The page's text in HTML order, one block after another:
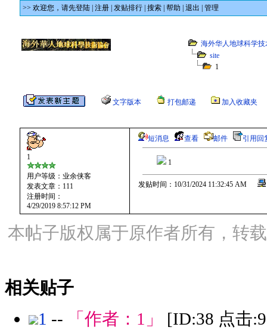
>> 欢迎您， 请先登陆| 注册| 发贴排行| 搜索| 帮助 退出 管理
海外华人地球科学技
site
1
文字版本 打包邮递 加入收藏夹
1
用户等级：业余侠客
发表文章：111
注册时间：
4/29/2019 8:57:12 PM
短消息 查看 邮件 引用回
1
发贴时间：10/31/2024 11:32:45 AM
本帖子版权属于原作者所有，转
相关贴子
1 -- 「作者： 1 」
[ID:38 点击